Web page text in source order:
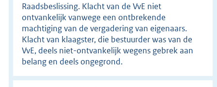
Raadsbeslissing. Klacht van de VvE niet
ontvankelijk vanwege een ontbrekende
machtiging van de vergadering van eigenaars.
Klacht van klaagster, die bestuurder was van de
VvE, deels niet-ontvankelijk wegens gebrek aan
belang en deels ongegrond.